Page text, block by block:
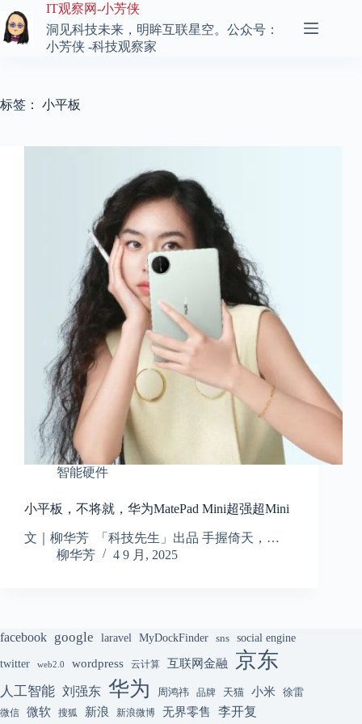
至
内
IT观察网-小芳侠
洞见科技未来，明眸互联星空。公众号：
小芳侠 -科技观察家
标签： 小平板
智能硬件
小平板，不将就，华为MatePad Mini超强超Mini
文｜柳华芳 「科技先生」出品 手握倚天，…
柳华芳
4 9 月, 2025
facebook google laravel MyDockFinder sns social engine
twitter web2.0 wordpress 云计算 互联网金融 京东
人工智能 刘强东 华为 周鸿祎 品牌 天猫 小米 徐雷
微信 微软 搜狐 新浪 新浪微博 无界零售 李开复